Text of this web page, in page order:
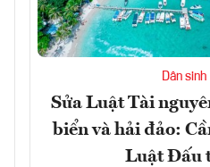
Dân sinh
Sửa Luật Tài
biển và hải đảo:
Luật Đấu